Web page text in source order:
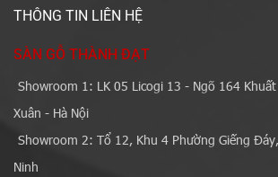
THÔNG TIN LIÊN HỆ
SÀN GỖ THÀNH ĐẠT
Showroom 1: LK 05 Licogi 13 - Ngõ 164
Xuân - Hà Nội
Showroom 2: Tổ 12, Khu 4 Phường Giếng
Ninh